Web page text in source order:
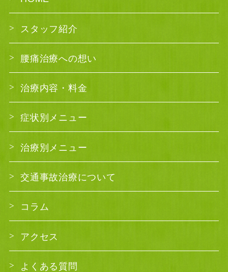
スタッフ紹介
腰痛治療への想い
治療内容・料金
症状別メニュー
治療別メニュー
交通事故治療について
コラム
アクセス
よくある質問